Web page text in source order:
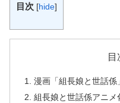
目次 [hide]
目
漫画「組長娘と世話係
組長娘と世話係アニ